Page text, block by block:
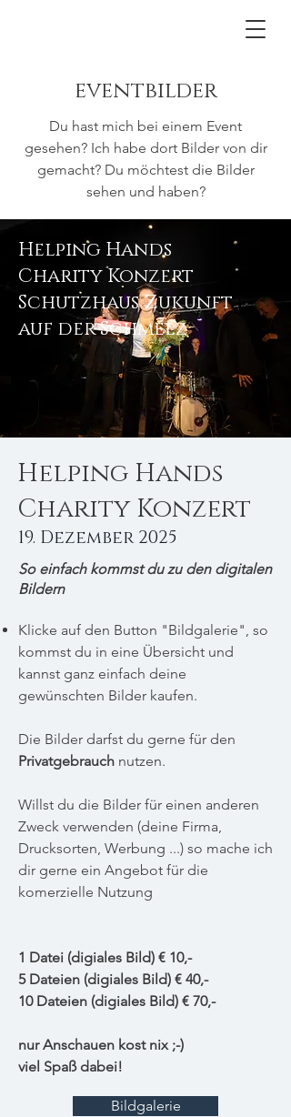
eventbilder
Du hast mich bei einem Event
gesehen? Ich habe dort Bilder von dir
gemacht? Du möchtest die Bilder
sehen und haben?
Helping Hands
Charity Konzert
Schutzhaus Zukunft
auf der Schmelz
Helping Hands
Charity Konzert
19. Dezember 2025
So einfach kommst du zu den digitalen
Bildern
Klicke auf den Button "Bildgalerie", so
kommst du in eine Übersicht und
kannst ganz einfach deine
gewünschten Bilder kaufen.
Die Bilder darfst du gerne für den
Privatgebrauch nutzen.
Willst du die Bilder für einen anderen
Zweck verwenden (deine Firma,
Drucksorten, Werbung ...) so mache ich
dir gerne ein Angebot für die
komerzielle Nutzung
1 Datei (digiales Bild) € 10,-
5 Dateien (digiales Bild) € 40,-
10 Dateien (digiales Bild) € 70,-
nur Anschauen kost nix ;-)
viel Spaß dabei!
Bildgalerie